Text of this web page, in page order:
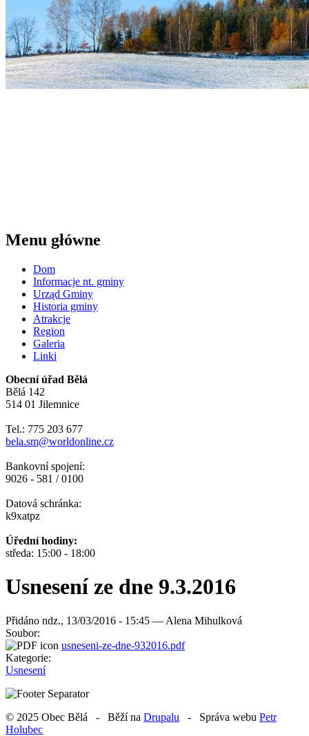
Menu główne
Dom
Informacje nt. gminy
Urząd Gminy
Historia gminy
Atrakcje
Region
Galeria
Linki
Obecní úřad Bělá
Bělá 142
514 01 Jilemnice
Tel.: 775 203 677
bela.sm@worldonline.cz
Bankovní spojení:
9026 - 581 / 0100
Datová schránka:
k9xatpz
Úřední hodiny:
středa: 15:00 - 18:00
Usnesení ze dne 9.3.2016
Přidáno ndz., 13/03/2016 - 15:45 — Alena Mihulková
Soubor:
usneseni-ze-dne-932016.pdf
Kategorie:
Usnesení
© 2025 Obec Bělá - Běží na Drupalu - Správa webu Petr
Holubec